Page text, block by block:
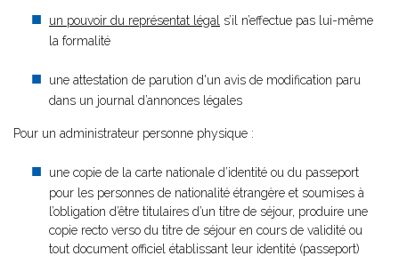
un pouvoir du représentat légal s’il n’effectue pas lui-même
la formalité
une attestation de parution d'un avis de modification paru
dans un journal d’annonces légales
Pour un administrateur personne physique :
une copie de la carte nationale d’identité ou du passeport
pour les personnes de nationalité étrangère et soumises à
l’obligation d’être titulaires d’un titre de séjour, produire une
copie recto verso du titre de séjour en cours de validité ou
tout document officiel établissant leur identité (passeport)